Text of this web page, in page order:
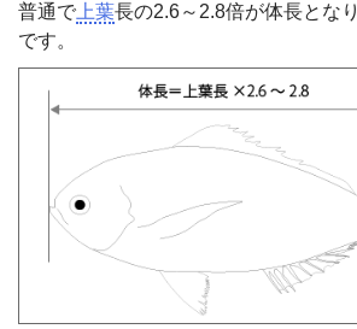
普通で 上葉長の2.6～2.8倍が体長となり
です。